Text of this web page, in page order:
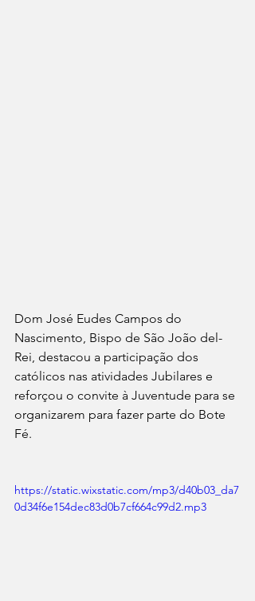
Dom José Eudes Campos do
Nascimento, Bispo de São João del-
Rei, destacou a participação dos
católicos nas atividades Jubilares e
reforçou o convite à Juventude para se
organizarem para fazer parte do Bote
Fé.
https://static.wixstatic.com/mp3/d40b03_da7
0d34f6e154dec83d0b7cf664c99d2.mp3